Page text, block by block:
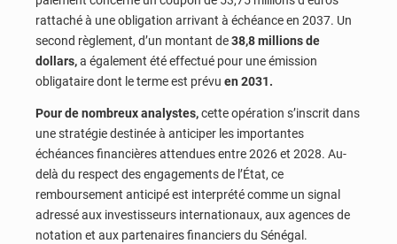
rattaché à une obligation arrivant à échéance en 2037. Un
second règlement, d’un montant de38,8 millions de
dollars,a également été effectué pour une émission
obligataire dont le terme est prévu en 2031.
Pour de nombreux analystes,cette opération s’inscrit dans
une stratégie destinée à anticiper les importantes
échéances financières attendues entre 2026 et 2028. Au-
delà du respect des engagements de l’État, ce
remboursement anticipé est interprété comme un signal
adressé aux investisseurs internationaux, aux agences de
notation et aux partenaires financiers du Sénégal.